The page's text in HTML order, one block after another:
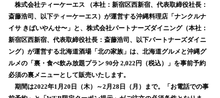
！
数
を
読
込
み
中
で
株式会社ティーケーエス （本社：新宿区西新宿、代表取締役社長：
斎藤浩司、以下ティーケーエス）が運営する沖縄料理店「ナンクルナ
イサ きばいやんせ〜」と、株式会社パートナーズダイニング（本社：
新宿区西新宿、代表取締役社長：斎藤浩司、以下パートナーズダイニ
ング）が運営する北海道酒場「北の家族」は、北海道グルメと沖縄グ
ルメの「裏・食べ飲み放題プラン 90分 2,022円（税込）」を事前予約
必須の裏メニューとして販売いたします。
期間は2022年1月20日（木）～2月28日（月）まで。「お電話での事